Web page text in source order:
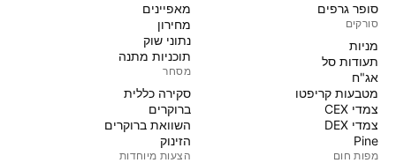
סופר גרפים
סורקים
מניות‏
תעודות סל
אג"ח
מטבעות קריפטו
צמדי CEX
צמדי DEX
Pine
מפות חום
מאפיינים
מחירון
נתוני שוק
תוכניות מתנה
מסחר
סקירה כללית
ברוקרים
השוואת ברוקרים
הזינוק
הצעות מיוחדות